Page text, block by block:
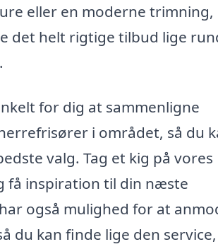
eller en moderne trimning,
det helt rigtige tilbud lige
for dig at sammenligne
i området, så du
valg. Tag et kig på vores
få inspiration til din næste
også mulighed for at
du kan finde lige den service,